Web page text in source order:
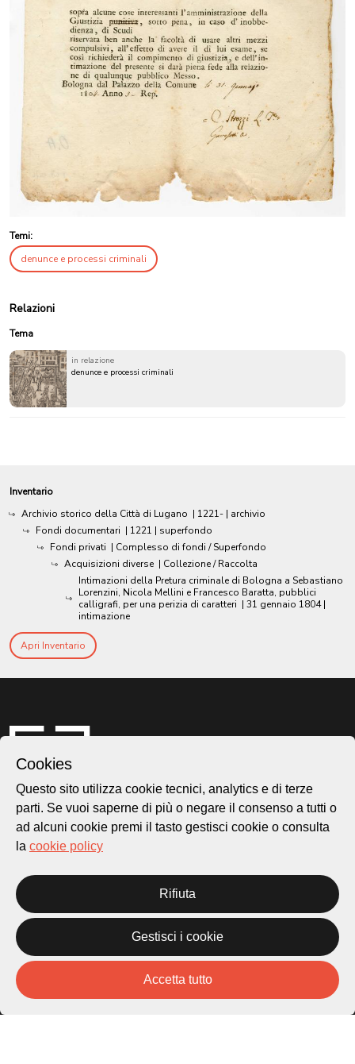
Temi:
denunce e processi criminali
Relazioni
Tema
in relazione
denunce e processi criminali
Inventario
Archivio storico della Città di Lugano | 1221- | archivio
Fondi documentari | 1221 | superfondo
Fondi privati | Complesso di fondi / Superfondo
Acquisizioni diverse | Collezione / Raccolta
Intimazioni della Pretura criminale di Bologna a Sebastiano
Lorenzini, Nicola Mellini e Francesco Baratta, pubblici
calligrafi, per una perizia di caratteri | 31 gennaio 1804 |
intimazione
Apri Inventario
Piazza Carlo Cattaneo 1
6976 Castagnola
Archivio Lugano © 2026
Per informazioni:
Cookies
Questo sito utilizza cookie tecnici, analytics e di terze
parti. Se vuoi saperne di più o negare il consenso a tutti o
ad alcuni cookie premi il tasto gestisci cookie o consulta
la cookie policy
Rifiuta
Gestisci i cookie
Accetta tutto